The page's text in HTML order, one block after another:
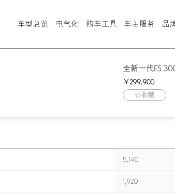
车型总览 电气化 购车工具 车主服务 品
LEXUS Connect
雷克萨斯智行互联
全新一代ES
￥299,900
收藏
5,140
1,920